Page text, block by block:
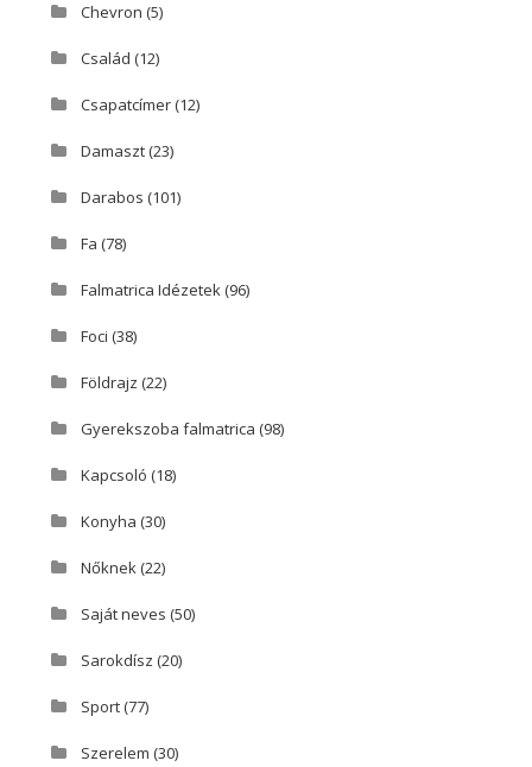
Chevron (5)
Család (12)
Csapatcímer(12)
Damaszt(23)
Darabos (101)
Fa (78)
Falmatrica Idézetek(96)
Foci (38)
Földrajz (22)
Gyerekszoba falmatrica (98)
Kapcsoló (18)
Konyha (30)
Nőknek(22)
Saját neves (50)
Sarokdísz (20)
Sport(77)
Szerelem (30)